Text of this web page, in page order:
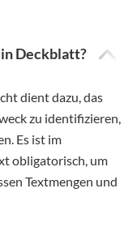
Deckblatt?
dient dazu, das
zu identifizieren,
Es ist im
obligatorisch, um
Textmengen und